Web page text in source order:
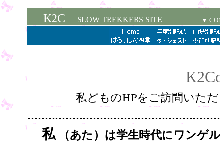
K2C SLOW TREKKERS SITE ▼
私どものHPをご訪問いた
私（あた）は学生時代にワンゲ